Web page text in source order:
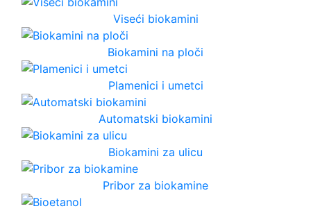
Viseći biokamini
Biokamini na ploči
Plamenici i umetci
Automatski biokamini
Biokamini za ulicu
Pribor za biokamine